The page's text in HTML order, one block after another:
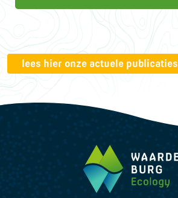
lees hier onze actuele publicaties